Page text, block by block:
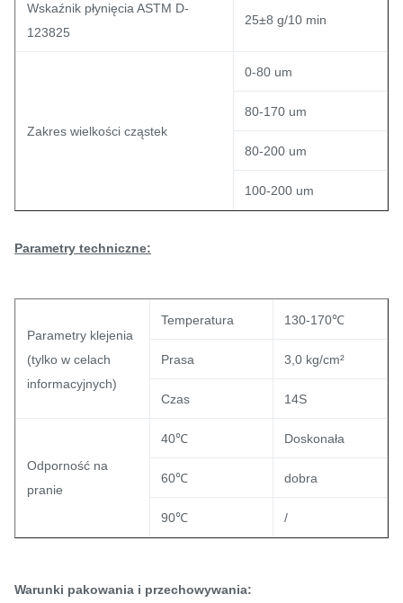
Wskaźnik płynięcia ASTM D-
123825
25±8 g/10 min
Zakres wielkości cząstek
0-80 um
80-170 um
80-200 um
100-200 um
Parametry techniczne:
Parametry klejenia
(tylko w celach
informacyjnych)
Temperatura 130-170℃
Prasa 3,0 kg/cm²
Czas 14S
Odporność na
pranie
40℃ Doskonała
60℃ dobra
90℃ /
Warunki pakowania i przechowywania: